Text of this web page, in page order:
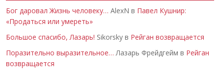
Бог даровал Жизнь человеку… AlexN в Павел Кушнир:
«Продаться или умереть»
Большое спасибо, Лазарь! Sikorsky в Рейган возвращается
Поразительно выразительное… Лазарь Фрейдгейм в Рейган
возвращается